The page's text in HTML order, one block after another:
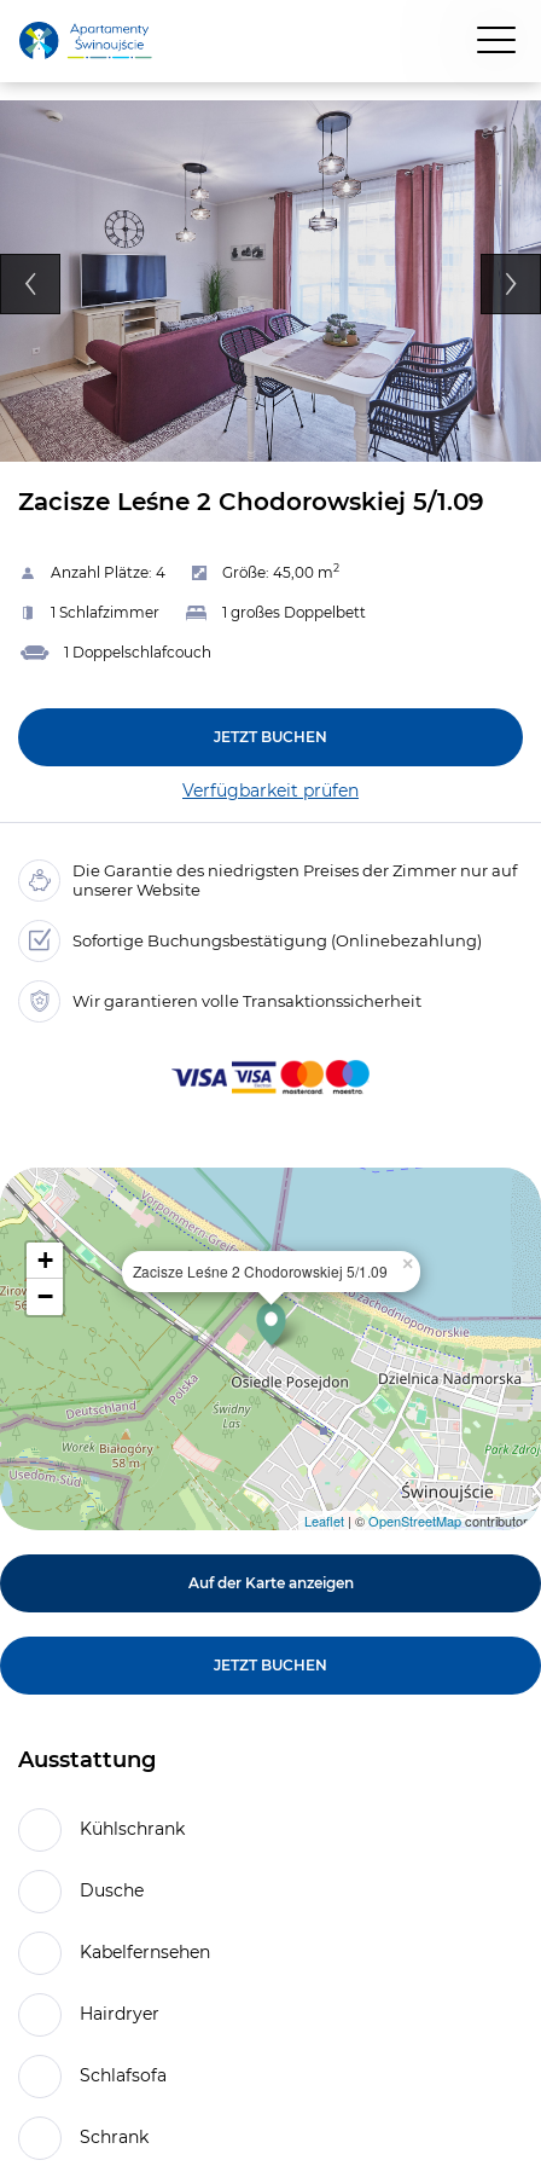
Zacisze Leśne 2 Chodorowskiej 5/1.09
Anzahl Plätze: 4 Größe: 45,00 m2
1 Schlafzimmer 1 großes Doppelbett
1 Doppelschlafcouch
JETZT BUCHEN
Verfügbarkeit prüfen
Die Garantie des niedrigsten Preises der Zimmer nur auf
unserer Website
Sofortige Buchungsbestätigung (Onlinebezahlung)
Wir garantieren volle Transaktionssicherheit
Zacisze Leśne 2 Chodorowskiej 5/1.09 ×
+
−
Leaflet | ©OpenStreetMapcontributors
Auf der Karte anzeigen
JETZT BUCHEN
Ausstattung
Kühlschrank
Dusche
Kabelfernsehen
Hairdryer
Schlafsofa
Schrank